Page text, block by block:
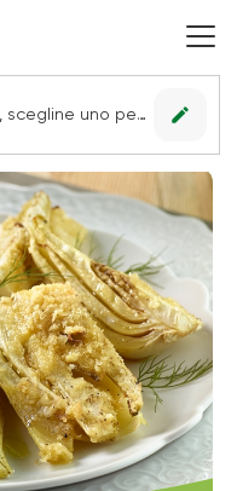
Nessun punto vendita impostato, scegline uno per vedere le offerte. edit